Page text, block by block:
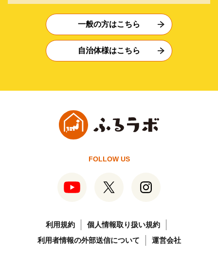
一般の方はこちら
自治体様はこちら
FOLLOW US
利用規約
個人情報取り扱い規約
利用者情報の外部送信について
運営会社